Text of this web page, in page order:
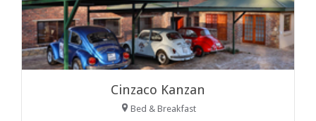
Cinzaco Kanzan
Bed & Breakfast